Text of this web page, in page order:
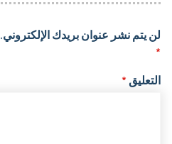
لن يتم نشر عنوان بريدك الإلكتروني.
*
التعليق *